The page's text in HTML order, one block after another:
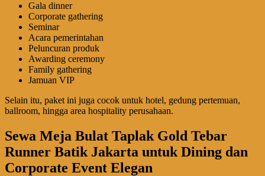
Gala dinner
Corporate gathering
Seminar
Acara pemerintahan
Peluncuran produk
Awarding ceremony
Family gathering
Jamuan VIP
Selain itu, paket ini juga cocok untuk hotel, gedung pertemuan,
ballroom, hingga area hospitality perusahaan.
Sewa Meja Bulat Taplak Gold Tebar
Runner Batik Jakarta untuk Dining dan
Corporate Event Elegan